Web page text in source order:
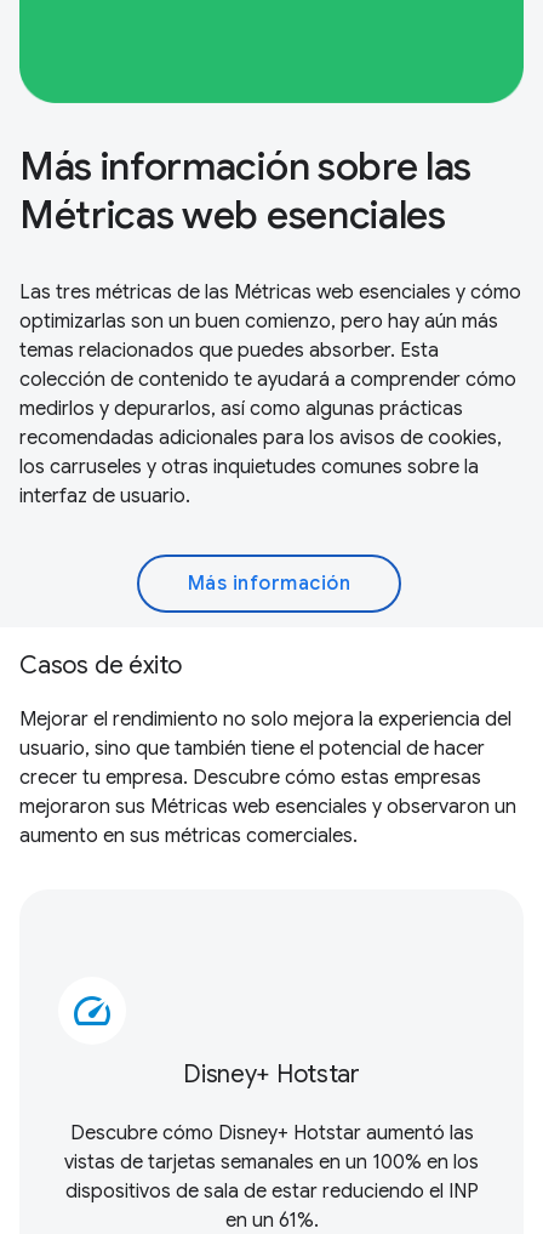
Más información sobre las
Métricas web esenciales
Las tres métricas de las Métricas web esenciales y cómo
optimizarlas son un buen comienzo, pero hay aún más
temas relacionados que puedes absorber. Esta
colección de contenido te ayudará a comprender cómo
medirlos y depurarlos, así como algunas prácticas
recomendadas adicionales para los avisos de cookies,
los carruseles y otras inquietudes comunes sobre la
interfaz de usuario.
Más información
Casos de éxito
Mejorar el rendimiento no solo mejora la experiencia del
usuario, sino que también tiene el potencial de hacer
crecer tu empresa. Descubre cómo estas empresas
mejoraron sus Métricas web esenciales y observaron un
aumento en sus métricas comerciales.
speed
Disney+ Hotstar
Descubre cómo Disney+ Hotstar aumentó las
vistas de tarjetas semanales en un 100% en los
dispositivos de sala de estar reduciendo el INP
en un 61%.